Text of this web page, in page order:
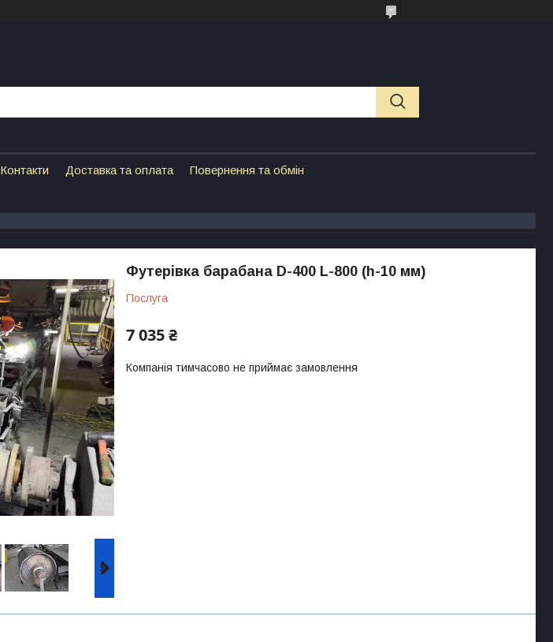
Контакти Доставка та оплата Повернення та обмін
Футерівка барабана D-400 L-800 (h-10 мм)
Послуга
7 035 ₴
Компанія тимчасово не приймає замовлення